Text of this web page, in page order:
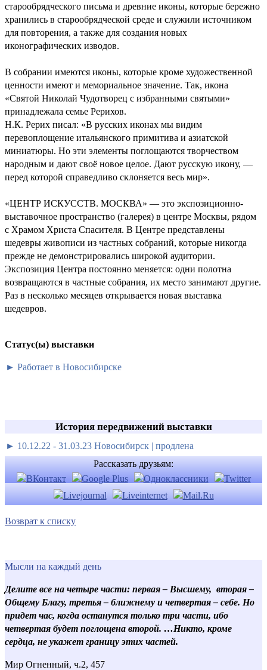
старообрядческого письма и древние иконы, которые бережно
хранились в старообрядческой среде и служили источником
для повторения, а также для создания новых
иконографических изводов.
В собрании имеются иконы, которые кроме художественной
ценности имеют и мемориальное значение. Так, икона
«Святой Николай Чудотворец с избранными святыми»
принадлежала семье Рерихов.
Н.К. Рерих писал: «В русских иконах мы видим
перевоплощение итальянского примитива и азиатской
миниатюры. Но эти элементы поглощаются творчеством
народным и дают своё новое целое. Дают русскую икону, —
перед которой справедливо склоняется весь мир».
«ЦЕНТР ИСКУССТВ. МОСКВА» — это экспозиционно-
выставочное пространство (галерея) в центре Москвы, рядом
с Храмом Христа Спасителя. В Центре представлены
шедевры живописи из частных собраний, которые никогда
прежде не демонстрировались широкой аудитории.
Экспозиция Центра постоянно меняется: одни полотна
возвращаются в частные собрания, их место занимают другие.
Раз в несколько месяцев открывается новая выставка
шедевров.
Статус(ы) выставки
► Работает в Новосибирске
История передвижений выставки
► 10.12.22 - 31.03.23 Новосибирск | продлена
Рассказать друзьям:
Возврат к списку
Мысли на каждый день
Делите все на четыре части: первая – Высшему, вторая –
Общему Благу, третья – ближнему и четвертая – себе. Но
придет час, когда останутся только три части, ибо
четвертая будет поглощена второй. …Никто, кроме
сердца, не укажет границу этих частей.
Мир Огненный, ч.2, 457